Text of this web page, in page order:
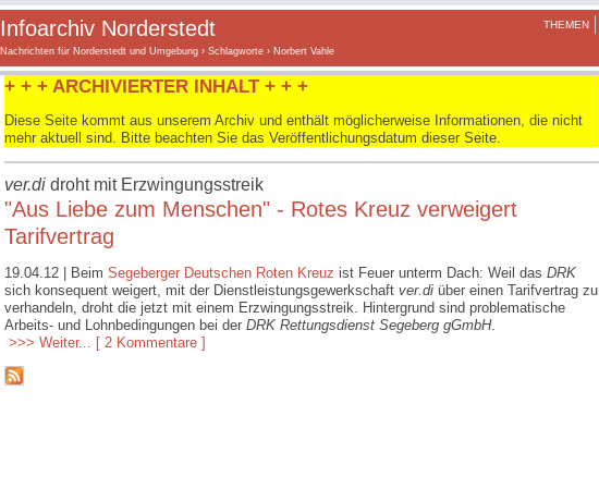
Infoarchiv Norderstedt THEMEN
Nachrichten für Norderstedt und Umgebung › Schlagworte › Norbert Vahle
+ + + ARCHIVIERTER INHALT + + +
Diese Seite kommt aus unserem Archiv und enthält möglicherweise Informationen, die nicht
mehr aktuell sind. Bitte beachten Sie das Veröffentlichungsdatum dieser Seite.
ver.di droht mit Erzwingungsstreik
"Aus Liebe zum Menschen" - Rotes Kreuz verweigert
Tarifvertrag
19.04.12 | Beim Segeberger Deutschen Roten Kreuz ist Feuer unterm Dach: Weil das DRK
sich konsequent weigert, mit der Dienstleistungsgewerkschaft ver.di über einen Tarifvertrag zu
verhandeln, droht die jetzt mit einem Erzwingungsstreik. Hintergrund sind problematische
Arbeits- und Lohnbedingungen bei der DRK Rettungsdienst Segeberg gGmbH.
>>> Weiter... [ 2 Kommentare ]